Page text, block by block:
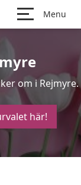
Menu
om i Rejmyre.
här!